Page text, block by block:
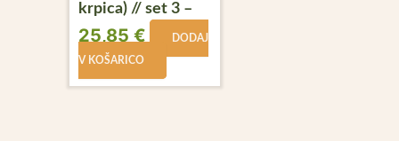
krpica) // set 3 –
medo
25,85€ DODAJ
V KOŠARICO